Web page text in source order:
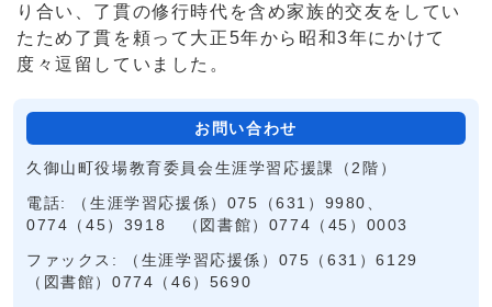
り合い、了貫の修行時代を含め家族的交友をしてい
たため了貫を頼って大正5年から昭和3年にかけて
度々逗留していました。
お問い合わせ
久御山町役場教育委員会生涯学習応援課（2階）
電話: （生涯学習応援係）075（631）9980、
0774（45）3918 （図書館）0774（45）0003
ファックス: （生涯学習応援係）075（631）6129
（図書館）0774（46）5690